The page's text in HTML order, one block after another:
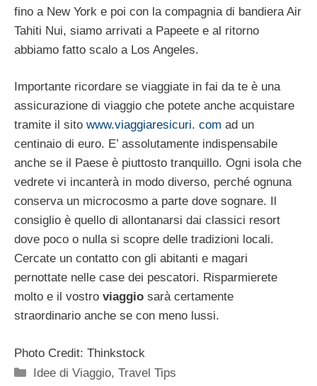
fino a New York e poi con la compagnia di bandiera Air
Tahiti Nui, siamo arrivati a Papeete e al ritorno
abbiamo fatto scalo a Los Angeles.
Importante ricordare se viaggiate in fai da te è una
assicurazione di viaggio che potete anche acquistare
tramite il sito www.viaggiaresicuri. com ad un
centinaio di euro. E’ assolutamente indispensabile
anche se il Paese è piuttosto tranquillo. Ogni isola che
vedrete vi incanterà in modo diverso, perché ognuna
conserva un microcosmo a parte dove sognare. Il
consiglio è quello di allontanarsi dai classici resort
dove poco o nulla si scopre delle tradizioni locali.
Cercate un contatto con gli abitanti e magari
pernottate nelle case dei pescatori. Risparmierete
molto e il vostro viaggio sarà certamente
straordinario anche se con meno lussi.
Photo Credit: Thinkstock
Categorie
Idee di Viaggio,Travel Tips